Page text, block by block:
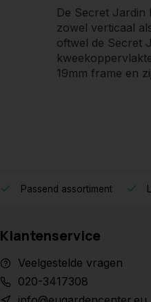
De Secret
zowel verticaal
oftwel de Secret
19mm frame en
Passend assortiment
Klantenservice
Veelgestelde vragen
020-3417308